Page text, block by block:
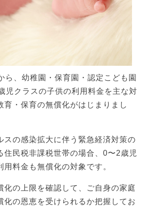
ら、幼稚園・保育園・認定こども園
児クラスの子供の利用料金を主な対
育・保育の無償化がはじまりまし
スの感染拡大に伴う緊急経済対策の
住民税非課税世帯の場合、0〜2歳児
用料金も無償化の対象です。
化の上限を確認して、ご自身の家庭
化の恩恵を受けられるか把握してお